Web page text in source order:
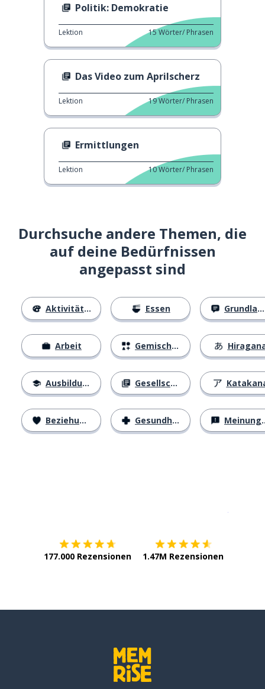
Politik: Demokratie
Lektion 15Wörter/ Phrasen
Das Video zum Aprilscherz
Lektion 19Wörter/ Phrasen
Ermittlungen
Lektion 10Wörter/ Phrasen
Durchsuche andere Themen, die
auf deine Bedürfnissen
angepasst sind
Aktivitäten
Arbeit
Ausbildung
Beziehungen
Essen
Gemischtes
Gesellschaft
Gesundheit
Grundlagen
Meinungen
177.000 Rezensionen 1.47M Rezensionen